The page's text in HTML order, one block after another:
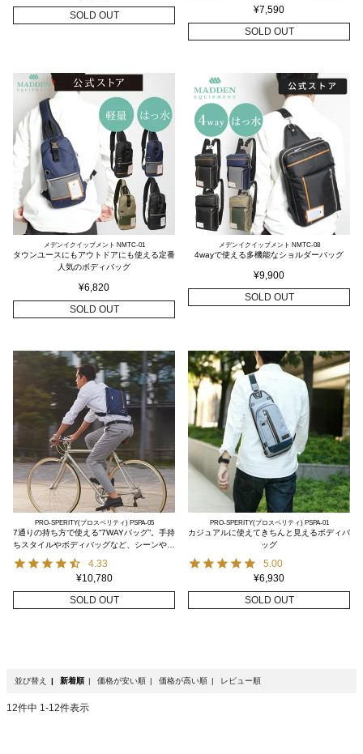
SOLD OUT
¥7,590
SOLD OUT
メデンイクイップメント NMTC-01
タウンユースにもアウトドアにも使える定番
人気のボディバッグ
¥6,820
SOLD OUT
メデンイクイップメント NMTC-08
4wayで使える多機能なショルダーバッグ
¥9,900
SOLD OUT
PRO-SPERITY(プロスペリティ) PSPA-05
7通りの持ち方で使える“7WAYバッグ”。手持
ちスタイルやボディバッグなど、シーンや気
分に合わせて使える◎
4.33
¥10,780
SOLD OUT
PRO-SPERITY(プロスペリティ) PSPA-01
カジュアルに使えてきちんと見えるボディバ
ッグ
5.00
¥6,930
SOLD OUT
並び替え 新着順 価格が安い順 価格が高い順 レビュー順
12件中 1 -12件表示